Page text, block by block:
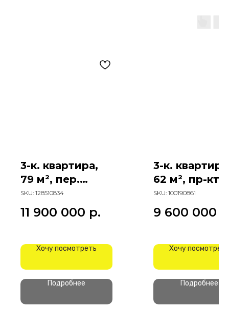
3-к. квартира,
79 м², пер.
Гарнизонный
SKU: 128510834
11 900 000 р.
Хочу посмотреть
Подробнее
3-к.
62 м², пр-кт
Маршала
Жукова
SKU: 100190861
9 600 000
Хочу посмотреть
Подробнее